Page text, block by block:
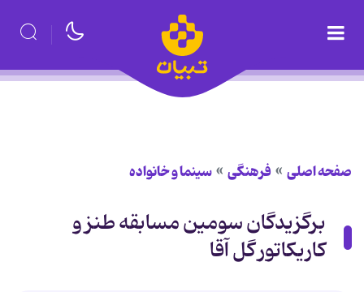
صفحه اصلی فرهنگی سینما و خانواده
برگزیدگان سومین مسابقه طنز و
كاریكاتور گل آقا